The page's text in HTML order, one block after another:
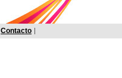
Contacto